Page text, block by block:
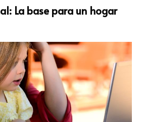
La base para un hogar